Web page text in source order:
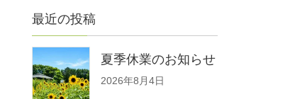
最近の投稿
夏季休業のお知らせ
2026年8月4日